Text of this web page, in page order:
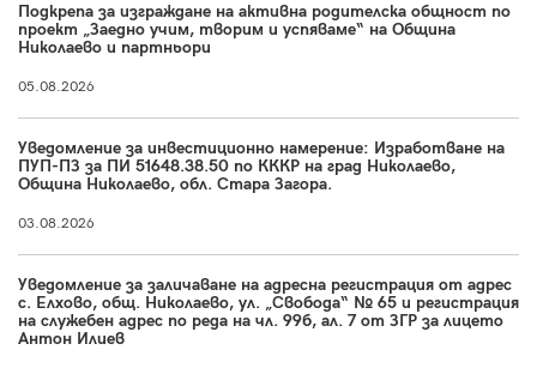
Подкрепа за изграждане на активна родителска общност по
проект „Заедно учим, творим и успяваме“ на Община
Николаево и партньори
05.08.2026
Уведомление за инвестиционно намерение: Изработване на
ПУП-ПЗ за ПИ 51648.38.50 по КККР на град Николаево,
Община Николаево, обл. Стара Загора.
03.08.2026
Уведомление за заличаване на адресна регистрация от адрес
с. Елхово, общ. Николаево, ул. „Свобода“ № 65 и регистрация
на служебен адрес по реда на чл. 99б, ал. 7 от ЗГР за лицето
Антон Илиев